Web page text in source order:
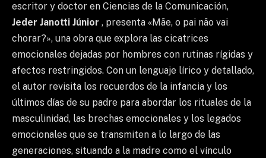
escritor y doctor en Ciencias de la Comunicación,
Jeder Janotti Júnior , presenta «Mãe, o pai não vai
chorar?», una obra que explora las cicatrices
emocionales dejadas por hombres con rutinas rígidas y
afectos restringidos. Con un lenguaje lírico y detallado,
el autor revisita los recuerdos de la infancia y los
últimos días de su padre para abordar los rituales de la
masculinidad, las brechas emocionales y los legados
emocionales que se transmiten a lo largo de las
generaciones, situando a la madre como el vínculo